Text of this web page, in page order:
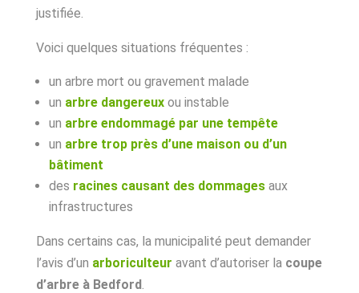
justifiée.
Voici quelques situations fréquentes :
un arbre mort ou gravement malade
un arbre dangereux ou instable
un arbre endommagé par une tempête
un arbre trop près d’une maison ou d’un
bâtiment
des racines causant des dommagesaux
infrastructures
Dans certains cas, la municipalité peut demander
l’avis d’un arboriculteur avant d’autoriser la coupe
d’arbre à Bedford.